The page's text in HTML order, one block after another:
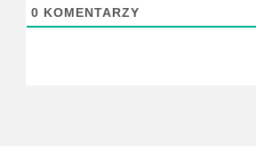
0 KOMENTARZY